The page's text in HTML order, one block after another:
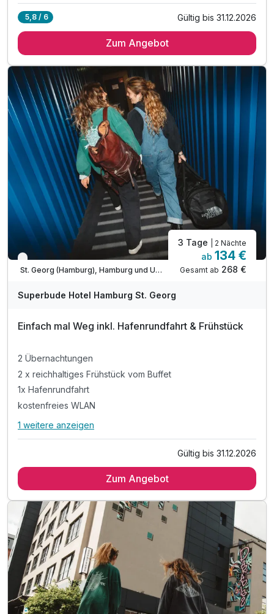
2 x reichhaltiges Frühstück vom Buffet
kostenfreies WLAN
inkl. City Tax
5,8 / 6 Gültig bis 31.12.2026
Zum Angebot
Verfügbar bis Dezember
St. Georg (Hamburg), Hamburg und Umgebung
3 Tage | 2 Nächte
ab 134 €
Gesamt ab 268 €
Superbude Hotel Hamburg St. Georg
Einfach mal Weg inkl. Hafenrundfahrt & Frühstück
2 Übernachtungen
2 x reichhaltiges Frühstück vom Buffet
1x Hafenrundfahrt
kostenfreies WLAN
Alle Inklusivleistungen
2 x reichhaltiges Frühstück vom Buffet
kostenfreies WLAN
inkl. City Tax
1 weitere anzeigen
Gültig bis 31.12.2026
Zum Angebot